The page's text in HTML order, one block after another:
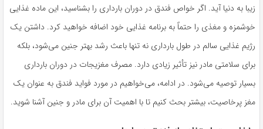
زیبا به دنیا آید. اگر خواص فندق در دوران بارداری را بشناسید، این ماده غذایی
خوشمزه و مغذی را حتماً به برنامه غذایی خود اضافه خواهید کرد. داشتن یک
رژیم غذایی سالم در طول بارداری نه تنها باعث رشد بهتر جنین می‌شود، بلکه
برای سلامتی مادر نیز تأثیر زیادی دارد. مصرف مغزیجات در دوران بارداری
بسیار توصیه می‌شود. در ادامه، می‌خواهیم در مورد فواید فندق به عنوان یک
مغز پرخاصیت، بیشتر بحث کنیم تا با اهمیت آن برای مادر و جنین آشنا شوید.